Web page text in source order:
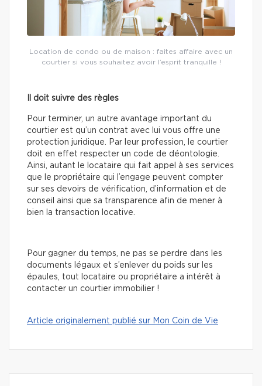
Location de condo ou de maison : faites affaire avec un
courtier si vous souhaitez avoir l’esprit tranquille !
Il doit suivre des règles
Pour terminer, un autre avantage important du
courtier est qu’un contrat avec lui vous offre une
protection juridique. Par leur profession, le courtier
doit en effet respecter un code de déontologie.
Ainsi, autant le locataire qui fait appel à ses services
que le propriétaire qui l’engage peuvent compter
sur ses devoirs de vérification, d’information et de
conseil ainsi que sa transparence afin de mener à
bien la transaction locative.
Pour gagner du temps, ne pas se perdre dans les
documents légaux et s’enlever du poids sur les
épaules, tout locataire ou propriétaire a intérêt à
contacter un courtier immobilier !
Article originalement publié sur Mon Coin de Vie